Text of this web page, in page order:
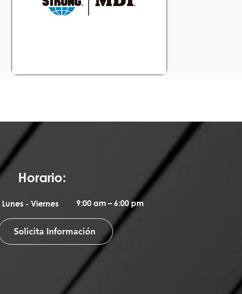
Solicita Información
Horario:
Lunes - Viernes 9:00 am – 6:00 pm